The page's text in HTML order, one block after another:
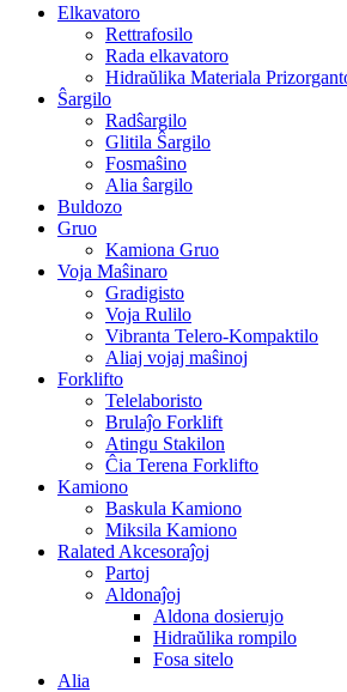
Elkavatoro
Rettrafosilo
Rada elkavatoro
Hidraŭlika Materiala
Ŝargilo
Radŝargilo
Glitila Ŝargilo
Fosmaŝino
Alia ŝargilo
Buldozo
Gruo
Kamiona Gruo
Voja Maŝinaro
Gradigisto
Voja Rulilo
Vibranta Telero-Kompaktilo
Aliaj vojaj maŝinoj
Forklifto
Telelaboristo
Brulaĵo Forklift
Atingu Stakilon
Ĉia Terena Forklifto
Kamiono
Baskula Kamiono
Miksila Kamiono
Ralated Akcesoraĵoj
Partoj
Aldonaĵoj
Aldona dosierujo
Hidraŭlika rompilo
Fosa sitelo
Alia